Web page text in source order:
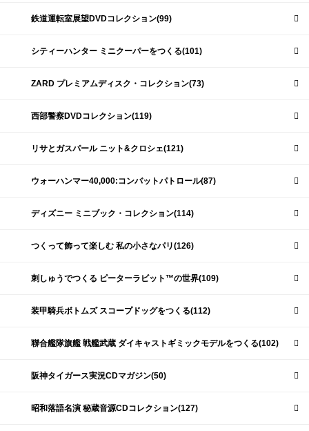
鉄道運転室展望DVDコレクション(99)
シティーハンター ミニクーパーをつくる(101)
ZARD プレミアムディスク・コレクション(73)
西部警察DVDコレクション(119)
リサとガスパール ニット&クロシェ(121)
ウォーハンマー40,000:コンバットパトロール(87)
ディズニー ミニブック・コレクション(114)
つくって飾って楽しむ 私の小さなパリ(126)
刺しゅうでつくる ピーターラビット™の世界(109)
装甲騎兵ボトムズ スコープドッグをつくる(112)
聯合艦隊旗艦 戦艦武蔵 ダイキャストギミックモデルをつくる(102)
阪神タイガース実況CDマガジン(50)
昭和落語名演 秘蔵音源CDコレクション(127)